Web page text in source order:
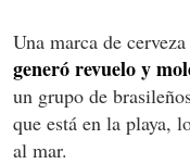
Una marca de
generó revuelo y
un grupo de
que está en la playa,
al mar.